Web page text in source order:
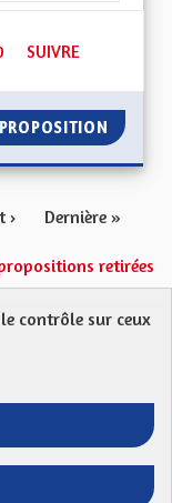
50 ABONNÉS
SUIVRE
› Dernière »
retirées
- Collectivité
mains - Collectivité
vos mains -
contrôle sur ceux